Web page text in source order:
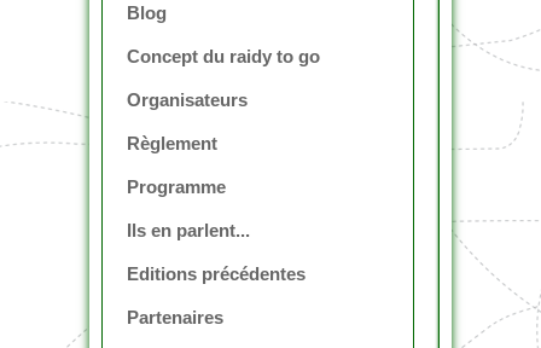
Blog
Concept du raidy to go
Organisateurs
Règlement
Programme
Ils en parlent...
Editions précédentes
Partenaires